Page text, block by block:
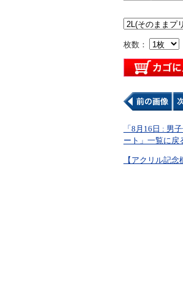
枚数：
「8月16日 : 男
ート」一覧に戻
【アクリル記